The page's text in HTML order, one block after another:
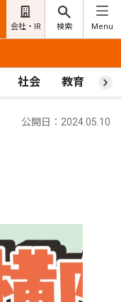
会社・IR 検索 Menu
社会 教育 ス
公開日：2024.05.10